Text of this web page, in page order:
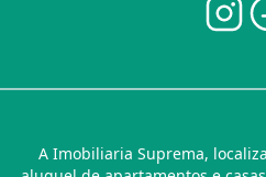
A Imobiliaria Suprema,